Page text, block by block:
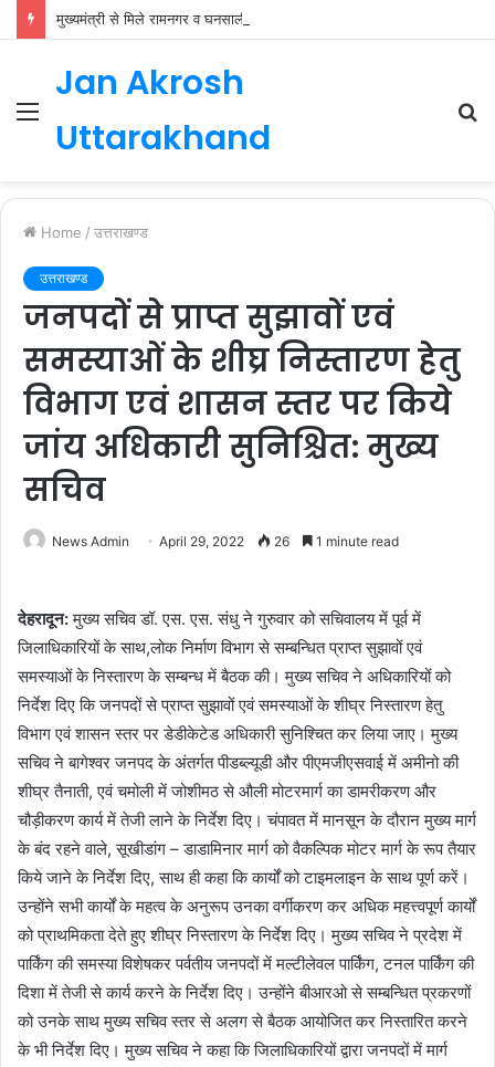
Menu
Jan Akrosh
Uttarakhand
Home / उत्तराखण्ड
उत्तराखण्ड
जनपदों से प्राप्त सुझावों एवं
समस्याओं के शीघ्र निस्तारण हेतु
विभाग एवं शासन स्तर पर किये
जांय अधिकारी सुनिश्चित: मुख्य
सचिव
News Admin April 29, 2022 26 1 minute read
देहरादून:मुख्य सचिव डॉ. एस. एस. संधु ने गुरुवार को सचिवालय में पूर्व में
जिलाधिकारियों के साथ,लोक निर्माण विभाग से सम्बन्धित प्राप्त सुझावों एवं
समस्याओं के निस्तारण के सम्बन्ध में बैठक की। मुख्य सचिव ने अधिकारियों को
निर्देश दिए कि जनपदों से प्राप्त सुझावों एवं समस्याओं के शीघ्र निस्तारण हेतु
विभाग एवं शासन स्तर पर डेडीकेटेड अधिकारी सुनिश्चित कर लिया जाए। मुख्य
सचिव ने बागेश्वर जनपद के अंतर्गत पीडब्ल्यूडी और पीएमजीएसवाई में अमीनो की
शीघ्र तैनाती, एवं चमोली में जोशीमठ से औली मोटरमार्ग का डामरीकरण और
चौड़ीकरण कार्य में तेजी लाने के निर्देश दिए। चंपावत में मानसून के दौरान मुख्य मार्ग
के बंद रहने वाले, सूखीडांग – डाडामिनार मार्ग को वैकल्पिक मोटर मार्ग के रूप तैयार
किये जाने के निर्देश दिए, साथ ही कहा कि कार्यों को टाइमलाइन के साथ पूर्ण करें।
उन्होंने सभी कार्यों के महत्व के अनुरूप उनका वर्गीकरण कर अधिक महत्त्वपूर्ण कार्यों
को प्राथमिकता देते हुए शीघ्र निस्तारण के निर्देश दिए। मुख्य सचिव ने प्रदेश में
पार्किंग की समस्या विशेषकर पर्वतीय जनपदों में मल्टीलेवल पार्किंग, टनल पार्किंग की
दिशा में तेजी से कार्य करने के निर्देश दिए। उन्होंने बीआरओ से सम्बन्धित प्रकरणों
को उनके साथ मुख्य सचिव स्तर से अलग से बैठक आयोजित कर निस्तारित करने
के भी निर्देश दिए। मुख्य सचिव ने कहा कि जिलाधिकारियों द्वारा जनपदों में मार्ग